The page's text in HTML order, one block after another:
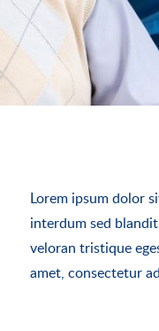
Lorem ipsum dolor
interdum sed
veloran tristique
amet, consectetur